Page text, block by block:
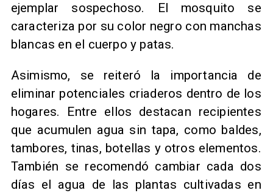
ejemplar sospechoso. El mosquito se
caracteriza por su color negro con manchas
blancas en el cuerpo y patas.
Asimismo, se reiteró la importancia de
eliminar potenciales criaderos dentro de los
hogares. Entre ellos destacan recipientes
que acumulen agua sin tapa, como baldes,
tambores, tinas, botellas y otros elementos.
También se recomendó cambiar cada dos
días el agua de las plantas cultivadas en